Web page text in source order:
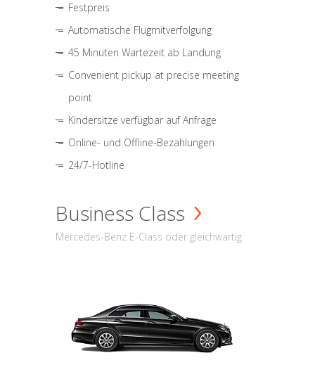
Festpreis
Automatische Flugmitverfolgung
45 Minuten Wartezeit ab Landung
Convenient pickup at precise meeting
point
Kindersitze verfügbar auf Anfrage
Online- und Offline-Bezahlungen
24/7-Hotline
Business Class
Mercedes-Benz E-Class oder gleichwärtig